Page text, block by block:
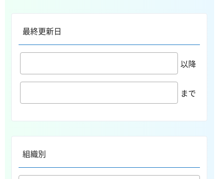
最終更新日
以降
まで
組織別